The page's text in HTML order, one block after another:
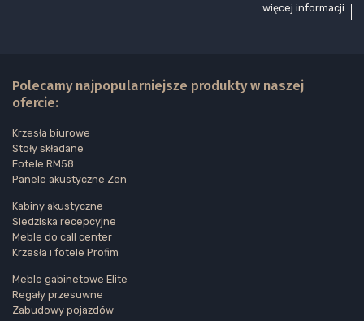
więcej informacji
Polecamy najpopularniejsze produkty w naszej
ofercie:
Krzesła biurowe
Stoły składane
Fotele RM58
Panele akustyczne Zen
Kabiny akustyczne
Siedziska recepcyjne
Meble do call center
Krzesła i fotele Profim
Meble gabinetowe Elite
Regały przesuwne
Zabudowy pojazdów